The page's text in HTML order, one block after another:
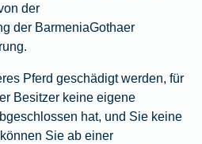
der
der BarmeniaGothaer
Pferd geschädigt werden, für
Besitzer keine eigene
hat, und Sie keine
Sie ab einer